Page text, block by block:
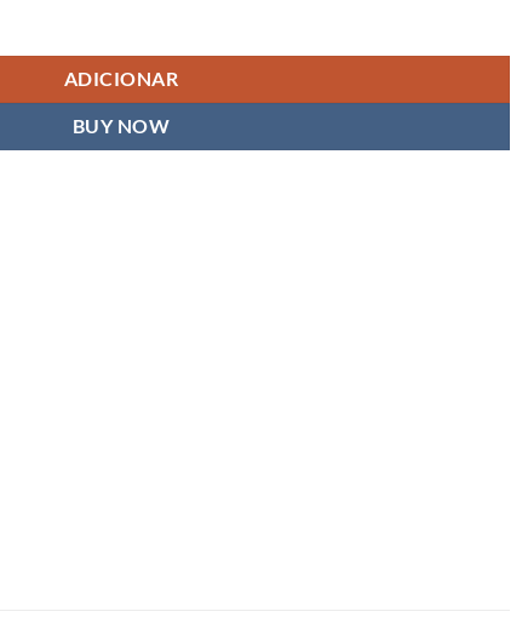
ADICIONAR
BUY NOW